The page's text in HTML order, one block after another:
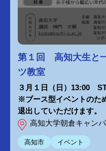
第１回 高知大生と
ツ教室
３月１日（日）13:00
※ブース型イベントのた
退出していただけます。
高知大学朝倉キャン
高知市 イベント